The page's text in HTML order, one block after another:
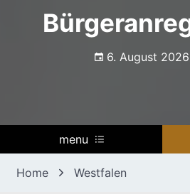
6. August 2026
menu
Home Westfalen